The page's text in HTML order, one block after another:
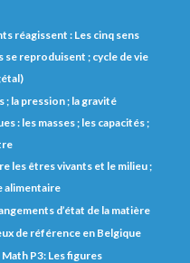
réagissent : Les cinq sens
reproduisent ; cycle de vie
la pression ; la gravité
: les masses ; les capacités ;
les êtres vivants et le milieu ;
alimentaire
d’état de la matière
de référence en Belgique
Math P3: Les figures